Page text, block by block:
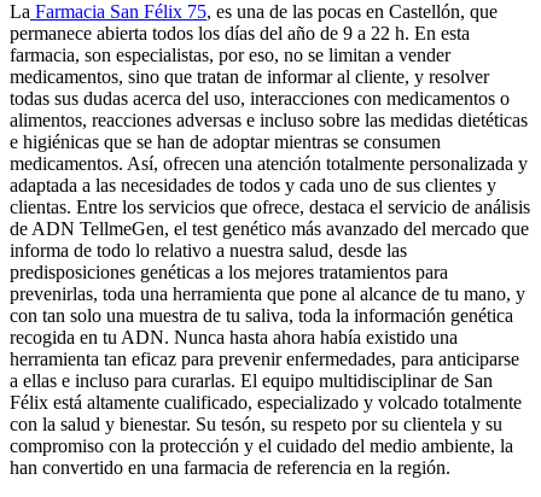
La Farmacia San Félix 75, es una de las pocas en Castellón, que
permanece abierta todos los días del año de 9 a 22 h. En esta
farmacia, son especialistas, por eso, no se limitan a vender
medicamentos, sino que tratan de informar al cliente, y resolver
todas sus dudas acerca del uso, interacciones con medicamentos o
alimentos, reacciones adversas e incluso sobre las medidas dietéticas
e higiénicas que se han de adoptar mientras se consumen
medicamentos. Así, ofrecen una atención totalmente personalizada y
adaptada a las necesidades de todos y cada uno de sus clientes y
clientas. Entre los servicios que ofrece, destaca el servicio de análisis
de ADN TellmeGen, el test genético más avanzado del mercado que
informa de todo lo relativo a nuestra salud, desde las
predisposiciones genéticas a los mejores tratamientos para
prevenirlas, toda una herramienta que pone al alcance de tu mano, y
con tan solo una muestra de tu saliva, toda la información genética
recogida en tu ADN. Nunca hasta ahora había existido una
herramienta tan eficaz para prevenir enfermedades, para anticiparse
a ellas e incluso para curarlas. El equipo multidisciplinar de San
Félix está altamente cualificado, especializado y volcado totalmente
con la salud y bienestar. Su tesón, su respeto por su clientela y su
compromiso con la protección y el cuidado del medio ambiente, la
han convertido en una farmacia de referencia en la región.